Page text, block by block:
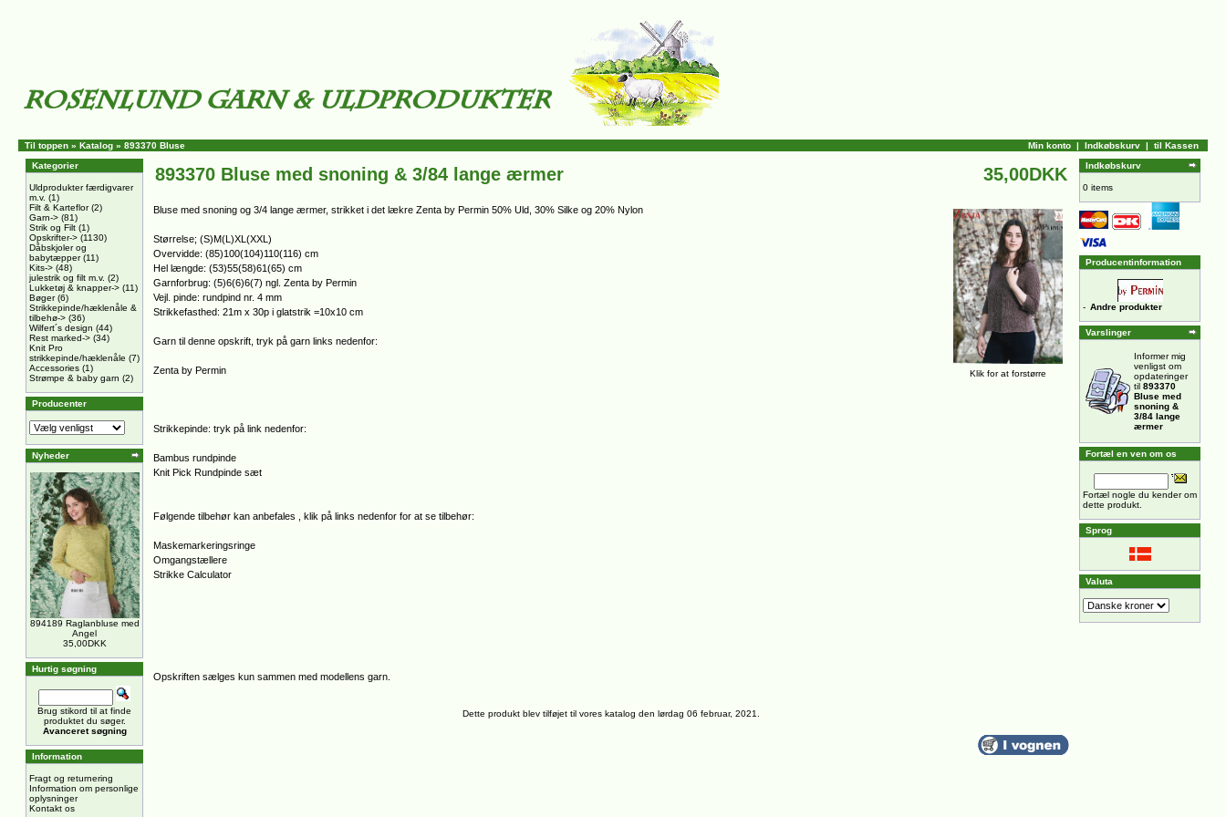
Til toppen » Katalog » 893370 Bluse Min konto | Indkøbskurv | til Kassen
Kategorier
Uldprodukter færdigvarer
m.v. (1)
Filt & Karteflor(2)
Garn-> (81)
Strik og Filt (1)
Opskrifter-> (1130)
Dåbskjoler og
babytæpper(11)
Kits-> (48)
julestrik og filt m.v. (2)
Lukketøj & knapper-> (11)
Bøger(6)
Strikkepinde/hæklenåle &
tilbehø-> (36)
Wilfert´s design (44)
Rest marked-> (34)
Knit Pro
strikkepinde/hæklenåle (7)
Accessories (1)
Strømpe & baby garn (2)
Producenter
Nyheder
894189 Raglanbluse med
Angel
35,00DKK
Hurtig søgning
Brug stikord til at finde
produktet du søger.
Avanceret søgning
Information
Fragt og returnering
Information om personlige
oplysninger
Kontakt os
893370 Bluse med snoning & 3/84 lange ærmer 35,00DKK
Klik for at forstørre
Bluse med snoning og 3/4 lange ærmer, strikket i det lækre Zenta by Permin 50% Uld, 30% Silke og 20% Nylon
Størrelse; (S)M(L)XL(XXL)
Overvidde: (85)100(104)110(116) cm
Hel længde: (53)55(58)61(65) cm
Garnforbrug: (5)6(6)6(7) ngl. Zenta by Permin
Vejl. pinde: rundpind nr. 4 mm
Strikkefasthed: 21m x 30p i glatstrik =10x10 cm
Garn til denne opskrift, tryk på garn links nedenfor:
Zenta by Permin
Strikkepinde: tryk på link nedenfor:
Bambus rundpinde
Knit Pick Rundpinde sæt
Følgende tilbehør kan anbefales , klik på links nedenfor for at se tilbehør:
Maskemarkeringsringe
Omgangstællere
Strikke Calculator
Opskriften sælges kun sammen med modellens garn.
Dette produkt blev tilføjet til vores katalog den lørdag 06 februar, 2021.
Indkøbskurv
0 items
Producentinformation
- Andre produkter
Varslinger
Informer mig
venligst om
opdateringer
til 893370
Bluse med
snoning &
3/84 lange
ærmer
Fortæl en ven om os
Fortæl nogle du kender om
dette produkt.
Sprog
Valuta